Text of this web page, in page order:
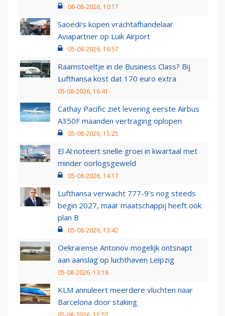
06-08-2026, 10:17
Saoedi’s kopen vrachtafhandelaar
Aviapartner op Luik Airport
05-08-2026, 16:57
Raamstoeltje in de Business Class? Bij
Lufthansa kost dat 170 euro extra
05-08-2026, 16:41
Cathay Pacific ziet levering eerste Airbus
A350F maanden vertraging oplopen
05-08-2026, 15:25
El Al noteert snelle groei in kwartaal met
minder oorlogsgeweld
05-08-2026, 14:17
Lufthansa verwacht 777-9’s nog steeds
begin 2027, maar maatschappij heeft ook
plan B
05-08-2026, 13:42
Oekraïense Antonov mogelijk ontsnapt
aan aanslag op luchthaven Leipzig
05-08-2026, 13:18
KLM annuleert meerdere vluchten naar
Barcelona door staking